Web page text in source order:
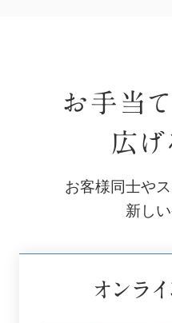
お手当て
広げ
お客様同士や
新しい
オンラ